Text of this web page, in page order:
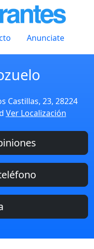
Anunciate
Castillas, 23, 28224
Ver Localización